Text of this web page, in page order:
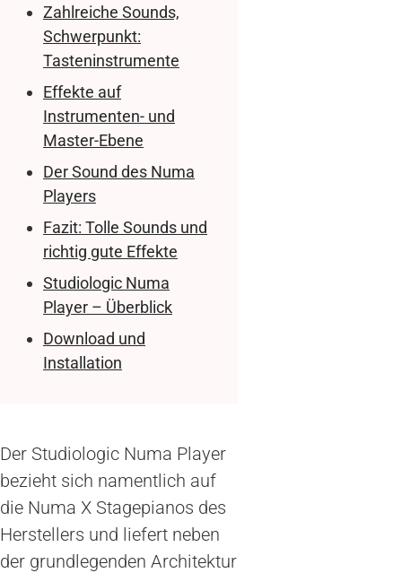
Zahlreiche Sounds,
Schwerpunkt:
Tasteninstrumente
Effekte auf
Instrumenten- und
Master-Ebene
Der Sound des Numa
Players
Fazit: Tolle Sounds und
richtig gute Effekte
Studiologic Numa
Player – Überblick
Download und
Installation
Der Studiologic Numa Player
bezieht sich namentlich auf
die Numa X Stagepianos des
Herstellers und liefert neben
der grundlegenden Architektur